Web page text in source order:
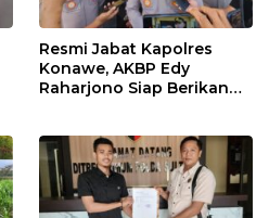
Resmi Jabat Kapolres
Konawe, AKBP Edy
Raharjono Siap Berikan